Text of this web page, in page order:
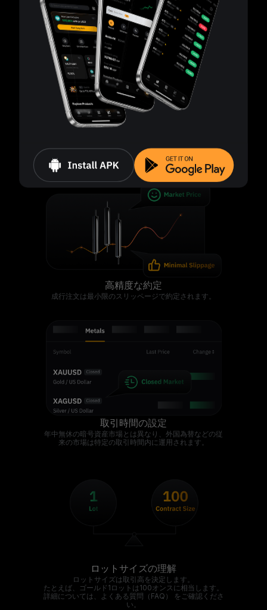
れます。
同一資産であっても、各ポジションは個別に管理されま
す。
高精度な約定
成行注文は最小限のスリッページで約定されます。
取引時間の設定
年中無休の暗号資産市場とは異なり、外国為替などの従
来の市場は特定の取引時間内に運用されます。
ロットサイズの理解
ロットサイズは取引高を決定します。
たとえば、ゴールド1ロットは100オンスに相当します。
詳細については、よくある質問（FAQ） をご確認くださ
い。